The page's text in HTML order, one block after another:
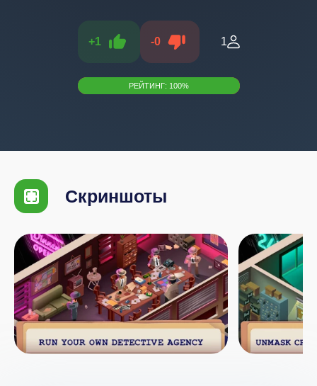
+1 -0 1
РЕЙТИНГ: 100%
Скриншоты